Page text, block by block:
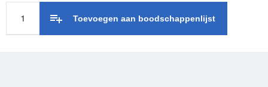
Toevoegen aan boodschappenlijst